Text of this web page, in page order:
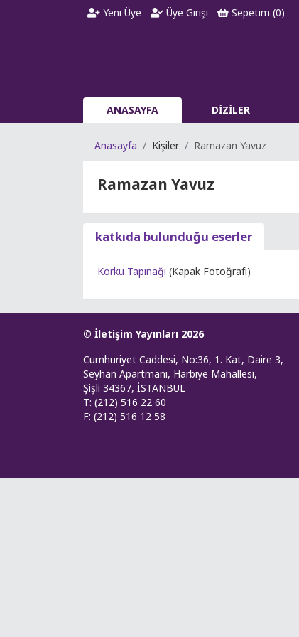
Yeni Üye Üye Girişi Sepetim (0)
ANASAYFA DİZİLER
Anasayfa Kişiler Ramazan Yavuz
Ramazan Yavuz
katkıda bulunduğu eserler
Korku Tapınağı (Kapak Fotoğrafı)
© İletişim Yayınları 2026
Cumhuriyet Caddesi, No:36, 1. Kat, Daire 3,
Seyhan Apartmanı, Harbiye Mahallesi,
Şişli 34367, İSTANBUL
T: (212) 516 22 60
F: (212) 516 12 58